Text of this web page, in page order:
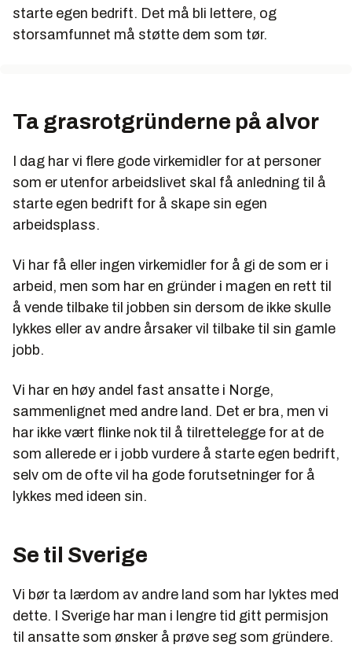
starte egen bedrift. Det må bli lettere, og
storsamfunnet må støtte dem som tør.
Ta grasrotgründerne på alvor
I dag har vi flere gode virkemidler for at personer
som er utenfor arbeidslivet skal få anledning til å
starte egen bedrift for å skape sin egen
arbeidsplass.
Vi har få eller ingen virkemidler for å gi de som er i
arbeid, men som har en gründer i magen en rett til
å vende tilbake til jobben sin dersom de ikke skulle
lykkes eller av andre årsaker vil tilbake til sin gamle
jobb.
Vi har en høy andel fast ansatte i Norge,
sammenlignet med andre land. Det er bra, men vi
har ikke vært flinke nok til å tilrettelegge for at de
som allerede er i jobb vurdere å starte egen bedrift,
selv om de ofte vil ha gode forutsetninger for å
lykkes med ideen sin.
Se til Sverige
Vi bør ta lærdom av andre land som har lyktes med
dette. I Sverige har man i lengre tid gitt permisjon
til ansatte som ønsker å prøve seg som gründere.